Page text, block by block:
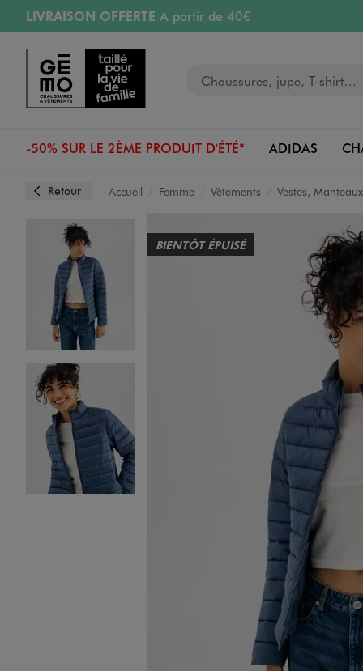
Aller au contenu principal
Aller à la navigation
LIVRAISON OFFERTE A partir de 40€
RETRAIT ET LIVRAISON OFFERTE
RÉSERVATION GRATUITE
4h en magasin
Retours OFFERTSpendant 30 jours
-50% SUR LE 2ÈME PRODUIT D'ÉTÉ* ADIDAS
Retour Accueil Femme Vêtements Vestes, Manteaux
Image 1 sur 3
Image 2 sur 3
BIENTÔT ÉPUISÉ